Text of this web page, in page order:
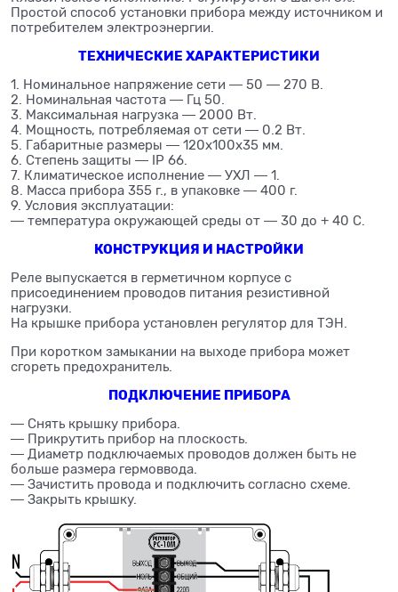
Простой способ установки прибора между источником и
потребителем электроэнергии.
ТЕХНИЧЕСКИЕ ХАРАКТЕРИСТИКИ
1. Номинальное напряжение сети ― 50 ― 270 В.
2. Номинальная частота ― Гц 50.
3. Максимальная нагрузка ― 2000 Вт.
4. Мощность, потребляемая от сети ― 0.2 Вт.
5. Габаритные размеры ― 120х100х35 мм.
6. Степень защиты ― IP 66.
7. Климатическое исполнение ― УХЛ ― 1.
8. Масса прибора 355 г., в упаковке ― 400 г.
9. Условия эксплуатации:
― температура окружающей среды от ― 30 до + 40 С.
КОНСТРУКЦИЯ И НАСТРОЙКИ
Реле выпускается в герметичном корпусе с
присоединением проводов питания резистивной
нагрузки.
На крышке прибора установлен регулятор для ТЭН.
При коротком замыкании на выходе прибора может
сгореть предохранитель.
ПОДКЛЮЧЕНИЕ ПРИБОРА
― Снять крышку прибора.
― Прикрутить прибор на плоскость.
― Диаметр подключаемых проводов должен быть не
больше размера гермоввода.
― Зачистить провода и подключить согласно схеме.
― Закрыть крышку.